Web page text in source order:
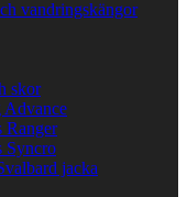
vandringskängor
skor
Advance
Ranger
Syncro
jacka